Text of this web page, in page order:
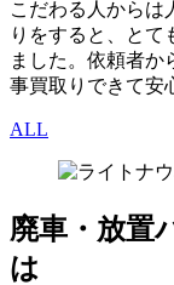
こだわる人からは
りをすると、とて
ました。依頼者か
事買取りできて安
ALL
廃車・放置
は